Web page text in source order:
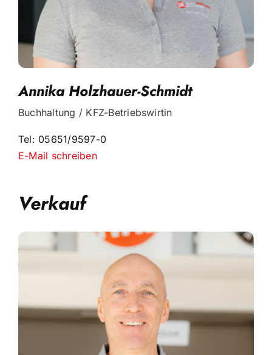
Annika Holzhauer-Schmidt
Buchhaltung / KFZ-Betriebswirtin
Tel: 05651/9597-0
E-Mail schreiben
Verkauf